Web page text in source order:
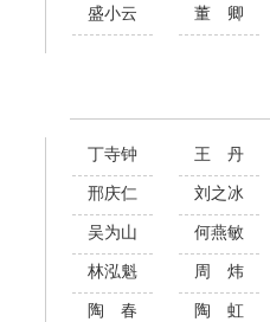
盛小云 董 卿
丁寺钟 王 丹
邢庆仁 刘之冰
吴为山 何燕敏
林泓魁 周 炜
陶 春 陶 虹